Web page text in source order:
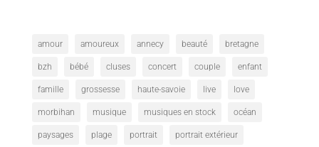
amour amoureux annecy beauté bretagne
bzh bébé cluses concert couple enfant
famille grossesse haute-savoie live love
morbihan musique musiques en stock océan
paysages plage portrait portrait extérieur